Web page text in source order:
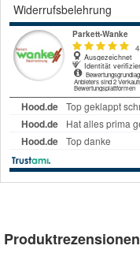
Widerrufsbelehrung
Produktrezensionen